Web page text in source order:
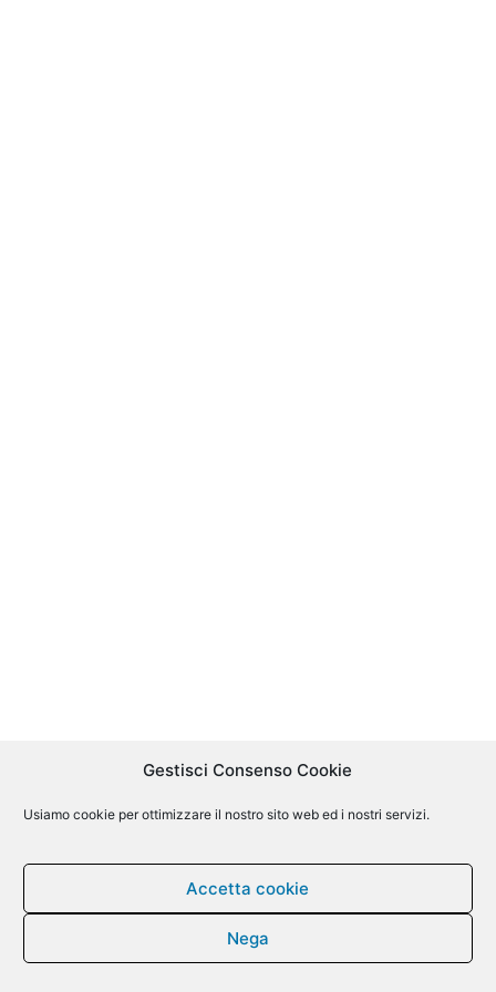
Gestisci Consenso Cookie
Usiamo cookie per ottimizzare il nostro sito web ed i nostri servizi.
Accetta cookie
Nega